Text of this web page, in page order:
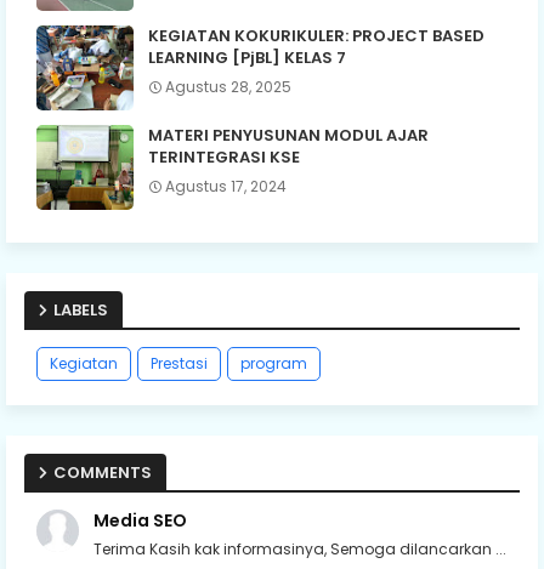
KEGIATAN KOKURIKULER: PROJECT BASED
LEARNING [PjBL] KELAS 7
Agustus 28, 2025
MATERI PENYUSUNAN MODUL AJAR
TERINTEGRASI KSE
Agustus 17, 2024
LABELS
Kegiatan Prestasi program
COMMENTS
Media SEO
Terima Kasih kak informasinya, Semoga dilancarkan ...